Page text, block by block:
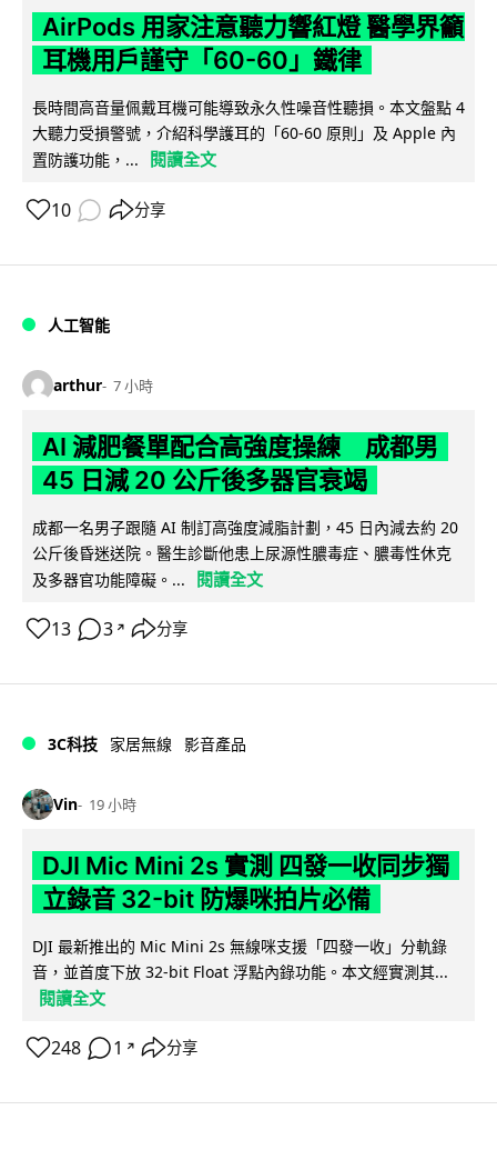
AirPods 用家注意聽力響紅燈 醫學界籲
耳機用戶謹守「60-60」鐵律
長時間高音量佩戴耳機可能導致永久性噪音性聽損。本文盤點 4
大聽力受損警號，介紹科學護耳的「60-60 原則」及 Apple 內
置防護功能，...
閱讀全文
10 分享
人工智能
arthur 7 小時
AI 減肥餐單配合高強度操練 成都男
45 日減 20 公斤後多器官衰竭
成都一名男子跟隨 AI 制訂高強度減脂計劃，45 日內減去約 20
公斤後昏迷送院。醫生診斷他患上尿源性膿毒症、膿毒性休克
及多器官功能障礙。...
閱讀全文
13 3 ↗ 分享
3C科技 家居無線 影音產品
Vin 19 小時
DJI Mic Mini 2s 實測 四發一收同步獨
立錄音 32-bit 防爆咪拍片必備
DJI 最新推出的 Mic Mini 2s 無線咪支援「四發一收」分軌錄
音，並首度下放 32-bit Float 浮點內錄功能。本文經實測其...
閱讀全文
248 1 ↗ 分享